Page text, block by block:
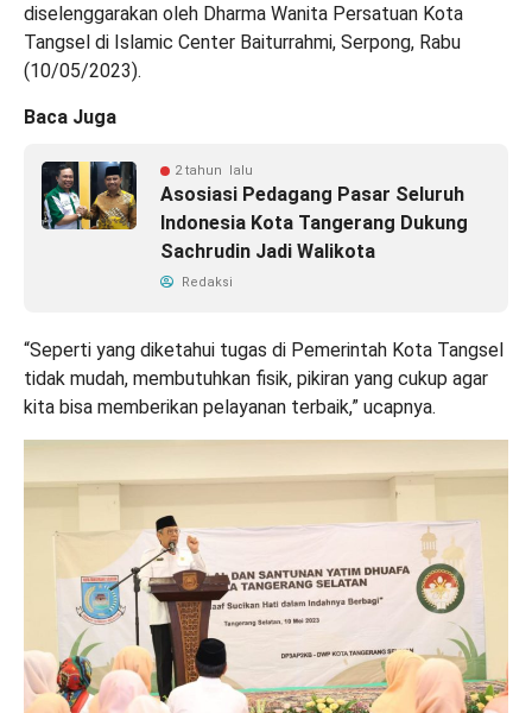
diselenggarakan oleh Dharma Wanita Persatuan Kota
Tangsel di Islamic Center Baiturrahmi, Serpong, Rabu
(10/05/2023).
Baca Juga
2 tahun lalu
Asosiasi Pedagang Pasar Seluruh
Indonesia Kota Tangerang Dukung
Sachrudin Jadi Walikota
Redaksi
“Seperti yang diketahui tugas di Pemerintah Kota Tangsel
tidak mudah, membutuhkan fisik, pikiran yang cukup agar
kita bisa memberikan pelayanan terbaik,” ucapnya.